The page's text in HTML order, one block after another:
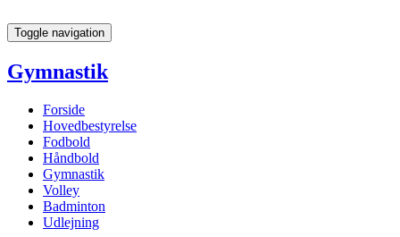
Toggle navigation
Gymnastik
Forside
Hovedbestyrelse
Fodbold
Håndbold
Gymnastik
Volley
Badminton
Udlejning